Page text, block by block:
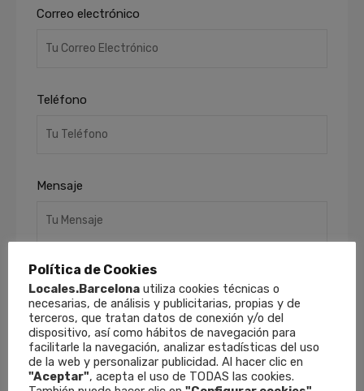
Correo electrónico
Teléfono
Mensaje
He leído y acepto laPolítica de Privacidad
Finalidades: Responder a sus solicitudes y
remitirle información comercial de nuestros
Política de Cookies
Locales.Barcelona utiliza cookies técnicas o
necesarias, de análisis y publicitarias, propias y de
terceros, que tratan datos de conexión y/o del
dispositivo, así como hábitos de navegación para
facilitarle la navegación, analizar estadísticas del uso
de la web y personalizar publicidad. Al hacer clic en
"Aceptar", acepta el uso de TODAS las cookies.